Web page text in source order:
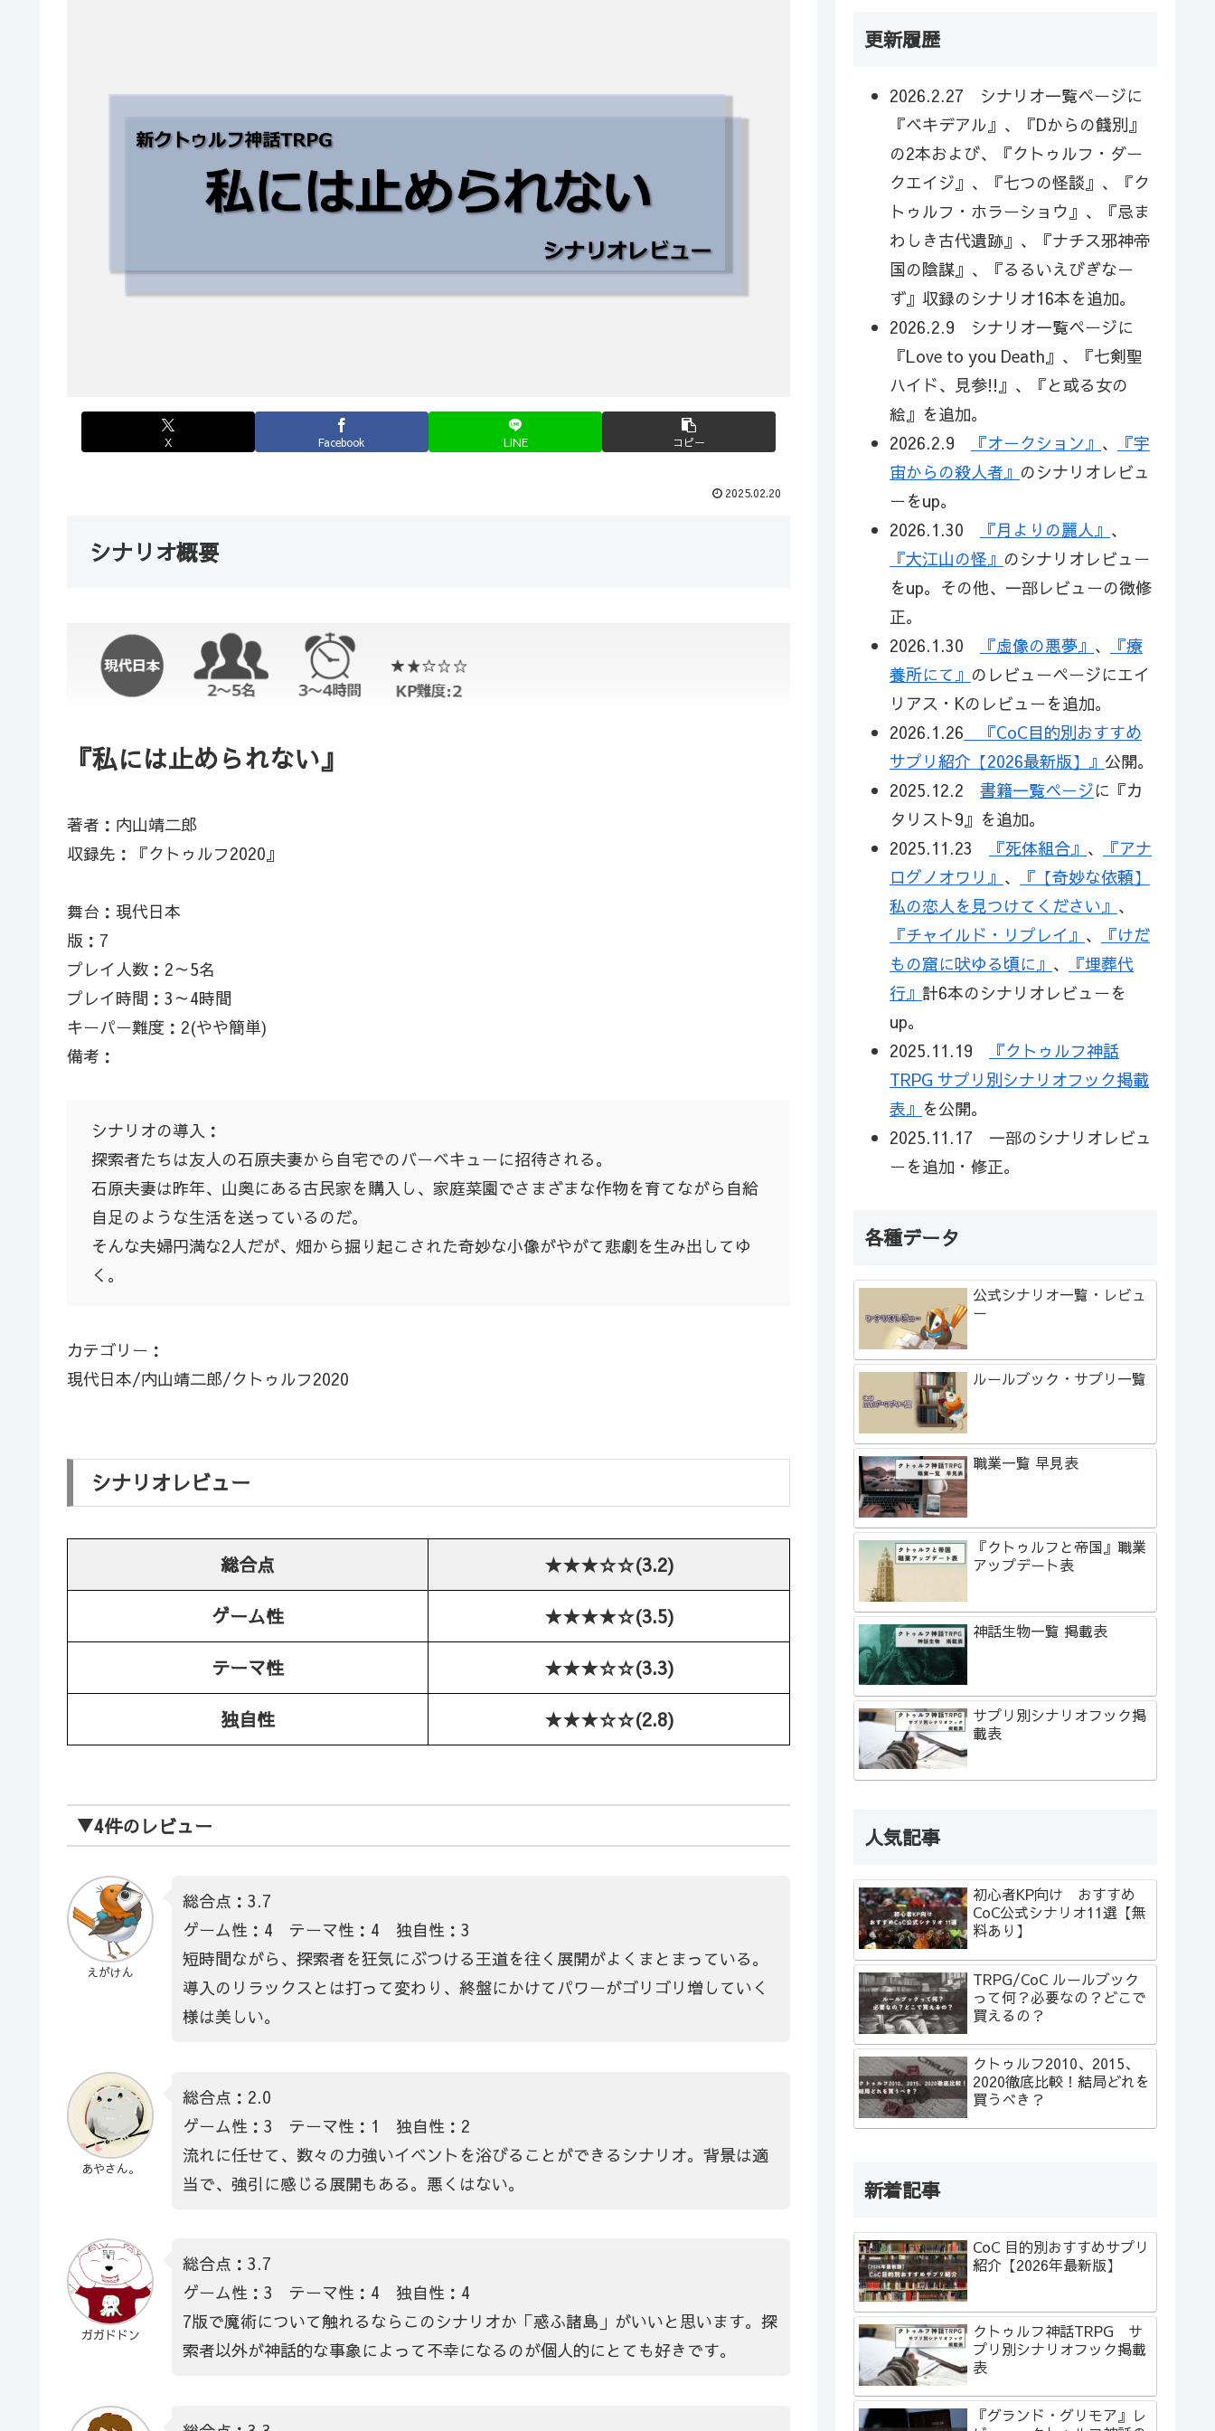
X Facebook LINE コピー
2025.02.20
シナリオ概要
『私には止められない』
著者：内山靖二郎
収録先：『クトゥルフ2020』
舞台：現代日本
版：7
プレイ人数：2～5名
プレイ時間：3～4時間
キーパー難度：2(やや簡単)
備考：
シナリオの導入：
探索者たちは友人の石原夫妻から自宅でのバーベキューに招待される。
石原夫妻は昨年、山奥にある古民家を購入し、家庭菜園でさまざまな作物を育てながら自給
自足のような生活を送っているのだ。
そんな夫婦円満な2人だが、畑から掘り起こされた奇妙な小像がやがて悲劇を生み出してゆ
く。
カテゴリー：
現代日本/内山靖二郎/クトゥルフ2020
シナリオレビュー
総合点 ★★★☆☆(3.2)
ゲーム性 ★★★★☆(3.5)
テーマ性 ★★★☆☆(3.3)
独自性 ★★★☆☆(2.8)
▼4件のレビュー
えがけん
総合点：3.7
ゲーム性：4 テーマ性：4 独自性：3
短時間ながら、探索者を狂気にぶつける王道を往く展開がよくまとまっている。
導入のリラックスとは打って変わり、終盤にかけてパワーがゴリゴリ増していく
様は美しい。
あやさん。
総合点：2.0
ゲーム性：3 テーマ性：1 独自性：2
流れに任せて、数々の力強いイベントを浴びることができるシナリオ。背景は適
当で、強引に感じる展開もある。悪くはない。
ガガドドン
総合点：3.7
ゲーム性：3 テーマ性：4 独自性：4
7版で魔術について触れるならこのシナリオか「惑ふ諸島」がいいと思います。探
索者以外が神話的な事象によって不幸になるのが個人的にとても好きです。
更新履歴
2026.2.27 シナリオ一覧ページに
『ベキデアル』、『Dからの餞別』
の2本および、『クトゥルフ・ダー
クエイジ』、『七つの怪談』、『ク
トゥルフ・ホラーショウ』、『忌ま
わしき古代遺跡』、『ナチス邪神帝
国の陰謀』、『るるいえびぎなー
ず』収録のシナリオ16本を追加。
2026.2.9 シナリオ一覧ページに
『Love to you Death』、『七剣聖
ハイド、見参!!』、『と或る女の
絵』を追加。
2026.2.9
『オークション』 、
『宇
宙からの殺人者』 のシナリオレビュ
ーをup。
2026.1.30
『月よりの麗人』 、
『大江山の怪』 のシナリオレビュー
をup。その他、一部レビューの微修
正。
2026.1.30
『虚像の悪夢』 、
『療
養所にて』 のレビューページにエイ
リアス・Kのレビューを追加。
2026.1.26 『CoC目的別おすすめ
サプリ紹介【2026最新版】』 公開。
2025.12.2 書籍一覧ページに『カ
タリスト9』を追加。
2025.11.23
『死体組合』 、
『アナ
ログノオワリ』 、
『【奇妙な依頼】
私の恋人を見つけてください』 、
『チャイルド・リプレイ』 、
『けだ
もの窟に吠ゆる頃に』 、
『埋葬代
行』 計6本のシナリオレビューを
up。
2025.11.19
『クトゥルフ神話
TRPG サプリ別シナリオフック掲載
表』 を公開。
2025.11.17 一部のシナリオレビュ
ーを追加・修正。
各種データ
公式シナリオ一覧・レビュ
ー
ルールブック・サプリ一覧
職業一覧 早見表
『クトゥルフと帝国』職業
アップデート表
神話生物一覧 掲載表
サプリ別シナリオフック掲
載表
人気記事
初心者KP向け おすすめ
CoC公式シナリオ11選【無
料あり】
TRPG/CoC ルールブック
って何？必要なの？どこで
買えるの？
クトゥルフ2010、2015、
2020徹底比較！結局どれを
買うべき？
新着記事
CoC 目的別おすすめサプリ
紹介【2026年最新版】
クトゥルフ神話TRPG サ
プリ別シナリオフック掲載
表
『グランド・グリモア』レ